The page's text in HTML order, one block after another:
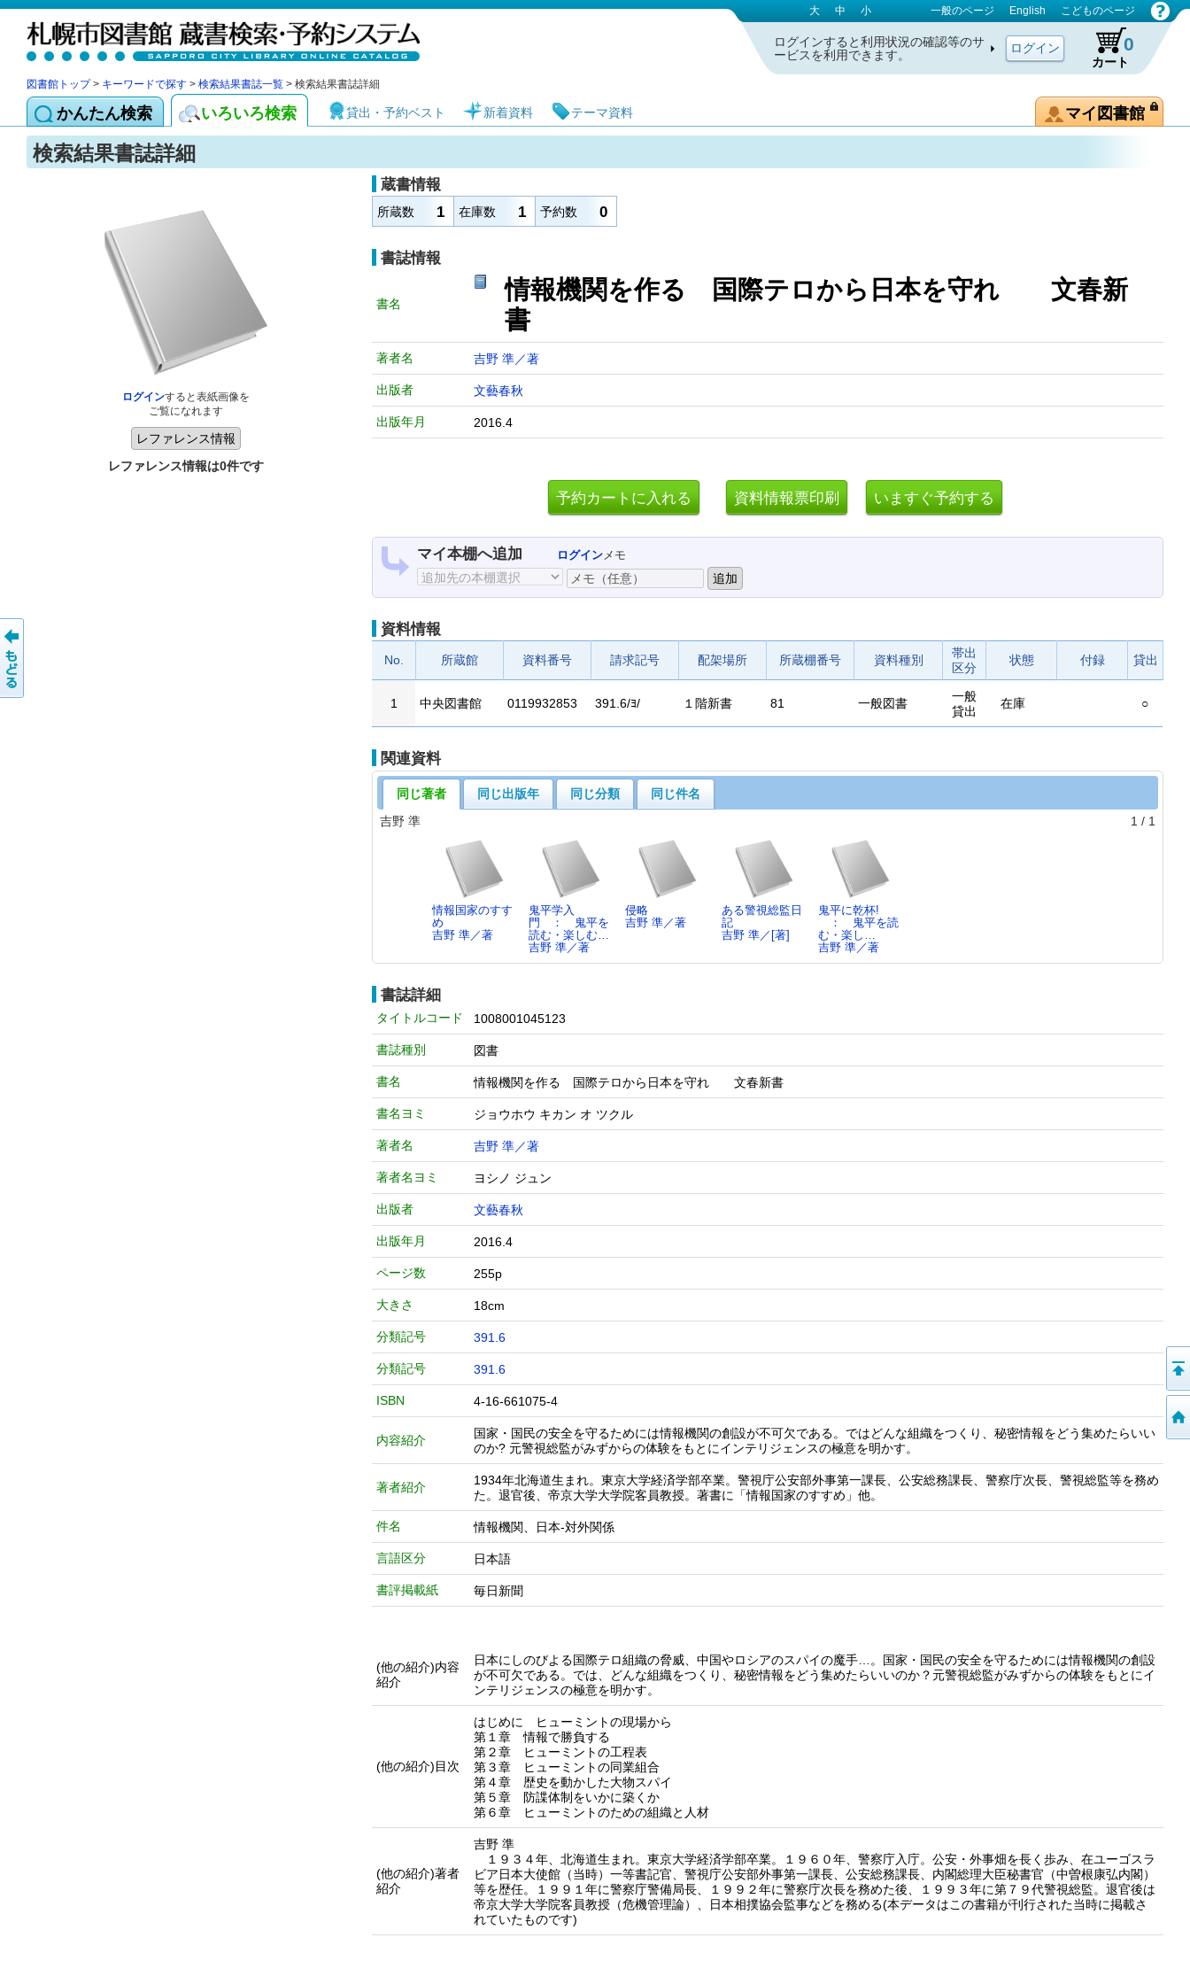
札幌市図書館 蔵書検索・予約システム 大 中 小 一般のページ English こどものページ
ログインすると利用状況の確認等のサ
ービスを利用できます。
カート
0
図書館トップ> キーワードで探す > 検索結果書誌一覧 > 検索結果書誌詳細
かんたん検索 いろいろ検索 貸出・予約ベスト 新着資料 テーマ資料 マイ図書館
検索結果書誌詳細
ログインすると表紙画像を
ご覧になれます
レファレンス情報は0件です
蔵書情報
所蔵数 1 在庫数 1 予約数 0
書誌情報
書名
情報機関を作る 国際テロから日本を守れ 文春新
書
著者名 吉野 準／著
出版者 文藝春秋
出版年月 2016.4
マイ本棚へ追加 ログインメモ
資料情報
No. 所蔵館 資料番号 請求記号 配架場所 所蔵棚番号 資料種別
帯出
区分
状態 付録 貸出
1 中央図書館 0119932853 391.6/ﾖ/ １階新書 81 一般図書
一般
貸出
在庫 ○
関連資料
同じ著者 同じ出版年 同じ分類
同じ件名
吉野 準
1 / 1
情報国家のすす
め
吉野 準／著
鬼平学入
門 ： 鬼平を
読む・楽しむ…
吉野 準／著
侵略
吉野 準／著
ある警視総監日
記
吉野 準／[著]
鬼平に乾杯!
： 鬼平を読
む・楽し…
吉野 準／著
書誌詳細
タイトルコード 1008001045123
書誌種別 図書
書名 情報機関を作る 国際テロから日本を守れ 文春新書
書名ヨミ ジョウホウ キカン オ ツクル
著者名 吉野 準／著
著者名ヨミ ヨシノ ジュン
出版者 文藝春秋
出版年月 2016.4
ページ数 255p
大きさ 18cm
分類記号 391.6
分類記号 391.6
ISBN 4-16-661075-4
内容紹介
国家・国民の安全を守るためには情報機関の創設が不可欠である。ではどんな組織をつくり、秘密情報をどう集めたらいい
のか? 元警視総監がみずからの体験をもとにインテリジェンスの極意を明かす。
著者紹介
1934年北海道生まれ。東京大学経済学部卒業。警視庁公安部外事第一課長、公安総務課長、警察庁次長、警視総監等を務め
た。退官後、帝京大学大学院客員教授。著書に「情報国家のすすめ」他。
件名 情報機関、日本-対外関係
言語区分 日本語
書評掲載紙 毎日新聞
(他の紹介)内容
紹介
日本にしのびよる国際テロ組織の脅威、中国やロシアのスパイの魔手…。国家・国民の安全を守るためには情報機関の創設
が不可欠である。では、どんな組織をつくり、秘密情報をどう集めたらいいのか？元警視総監がみずからの体験をもとにイ
ンテリジェンスの極意を明かす。
(他の紹介)目次
はじめに ヒューミントの現場から
第１章 情報で勝負する
第２章 ヒューミントの工程表
第３章 ヒューミントの同業組合
第４章 歴史を動かした大物スパイ
第５章 防諜体制をいかに築くか
第６章 ヒューミントのための組織と人材
(他の紹介)著者
紹介
吉野 準
１９３４年、北海道生まれ。東京大学経済学部卒業。１９６０年、警察庁入庁。公安・外事畑を長く歩み、在ユーゴスラ
ビア日本大使館（当時）一等書記官、警視庁公安部外事第一課長、公安総務課長、内閣総理大臣秘書官（中曽根康弘内閣）
等を歴任。１９９１年に警察庁警備局長、１９９２年に警察庁次長を務めた後、１９９３年に第７９代警視総監。退官後は
帝京大学大学院客員教授（危機管理論）、日本相撲協会監事などを務める(本データはこの書籍が刊行された当時に掲載さ
れていたものです)